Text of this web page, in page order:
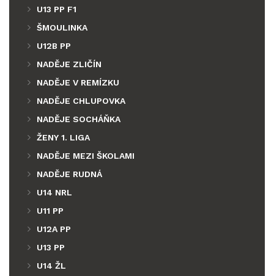
U13 PP F1
ŠMOULINKA
U12B PP
NADĚJE ZLIČÍN
NADĚJE V REMÍZKU
NADĚJE CHLUPOVKA
NADĚJE SOCHÁŇKA
ŽENY 1. LIGA
NADĚJE MEZI ŠKOLAMI
NADĚJE RUDNÁ
U14 NRL
U11 PP
U12A PP
U13 PP
U14 ŽL